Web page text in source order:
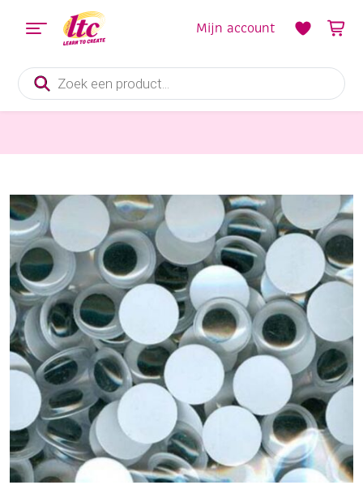
Producten
zoeken
Mijn account